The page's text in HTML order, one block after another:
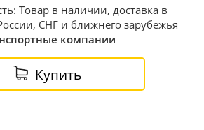
Товар в наличии, доставка в
СНГ и ближнего зарубежья
компании
Купить